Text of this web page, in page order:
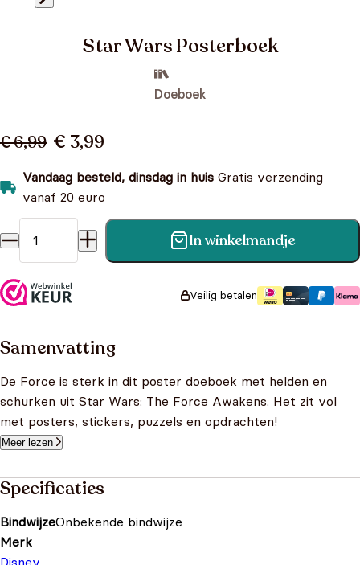
Star Wars Posterboek
Doeboek
€ 6,99 € 3,99
Vandaag besteld, dinsdag in huis Gratis verzending
vanaf 20 euro
Star Wars Posterboek aantal In winkelmandje
Veilig betalen
Samenvatting
De Force is sterk in dit poster doeboek met helden en
schurken uit Star Wars: The Force Awakens. Het zit vol
met posters, stickers, puzzels en opdrachten!
Meer lezen
Specificaties
BindwijzeOnbekende bindwijze
Merk
Disney